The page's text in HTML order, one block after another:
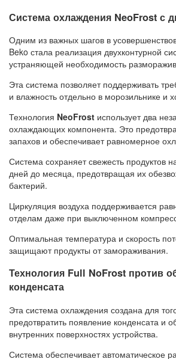
Система охлаждения NeoFrost с
Одним из важных шагов в
Beko стала реализация двухконтурной
устраняющей необходимость
Эта система позволяет поддерживать
и влажность отдельно в морозильнике и
Технология NeoFrost использует два
охлаждающих компонента. Это
запахов и обеспечивает равномерное
Система сохраняет свежесть продуктов
дней до месяца, предотвращая их
бактерий.
Циркуляция воздуха поддерживается
отделам даже при выключенном
Оптимальная температура и скорость
защищают продукты от замораживания.
Технология Full NoFrost против
конденсата
Эта система охлаждения создана для
предотвратить появление конденсата и
внутренних поверхностях устройства.
Система обеспечивает автоматическое